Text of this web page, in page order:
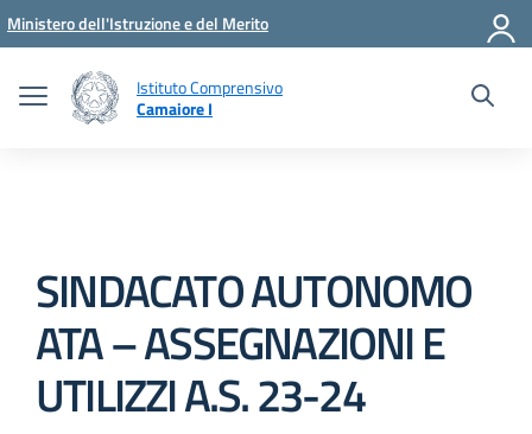
Vai ai contenuti
Vai al menu di navigazione
Vai al footer
Ministero dell'Istruzione e del Merito
Istituto Comprensivo
Camaiore I
SINDACATO AUTONOMO
ATA – ASSEGNAZIONI E
UTILIZZI A.S. 23-24